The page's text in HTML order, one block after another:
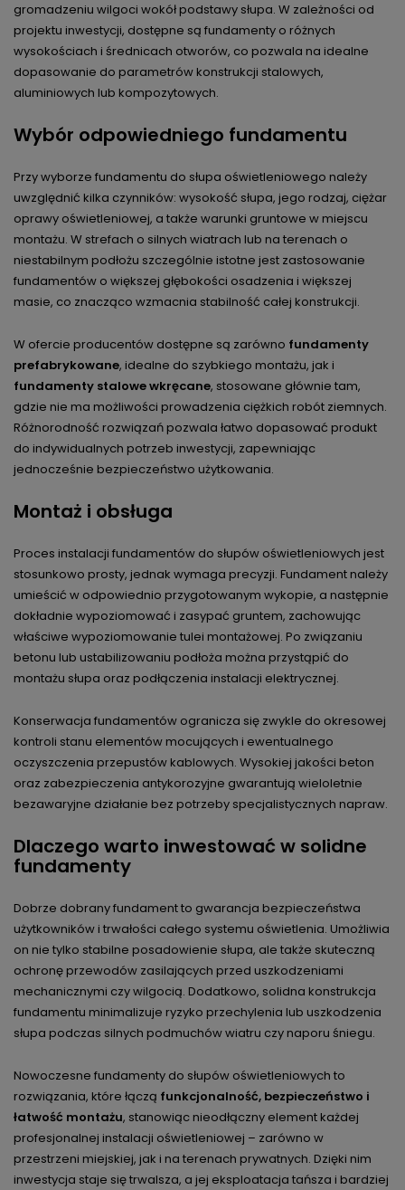
gromadzeniu wilgoci wokół podstawy słupa. W zależności od
projektu inwestycji, dostępne są fundamenty o różnych
wysokościach i średnicach otworów, co pozwala na idealne
dopasowanie do parametrów konstrukcji stalowych,
aluminiowych lub kompozytowych.
Wybór odpowiedniego fundamentu
Przy wyborze fundamentu do słupa oświetleniowego należy
uwzględnić kilka czynników: wysokość słupa, jego rodzaj, ciężar
oprawy oświetleniowej, a także warunki gruntowe w miejscu
montażu. W strefach o silnych wiatrach lub na terenach o
niestabilnym podłożu szczególnie istotne jest zastosowanie
fundamentów o większej głębokości osadzenia i większej
masie, co znacząco wzmacnia stabilność całej konstrukcji.
W ofercie producentów dostępne są zarówno fundamenty
prefabrykowane, idealne do szybkiego montażu, jak i
fundamenty stalowe wkręcane, stosowane głównie tam,
gdzie nie ma możliwości prowadzenia ciężkich robót ziemnych.
Różnorodność rozwiązań pozwala łatwo dopasować produkt
do indywidualnych potrzeb inwestycji, zapewniając
jednocześnie bezpieczeństwo użytkowania.
Montaż i obsługa
Proces instalacji fundamentów do słupów oświetleniowych jest
stosunkowo prosty, jednak wymaga precyzji. Fundament należy
umieścić w odpowiednio przygotowanym wykopie, a następnie
dokładnie wypoziomować i zasypać gruntem, zachowując
właściwe wypoziomowanie tulei montażowej. Po związaniu
betonu lub ustabilizowaniu podłoża można przystąpić do
montażu słupa oraz podłączenia instalacji elektrycznej.
Konserwacja fundamentów ogranicza się zwykle do okresowej
kontroli stanu elementów mocujących i ewentualnego
oczyszczenia przepustów kablowych. Wysokiej jakości beton
oraz zabezpieczenia antykorozyjne gwarantują wieloletnie
bezawaryjne działanie bez potrzeby specjalistycznych napraw.
Dlaczego warto inwestować w solidne
fundamenty
Dobrze dobrany fundament to gwarancja bezpieczeństwa
użytkowników i trwałości całego systemu oświetlenia. Umożliwia
on nie tylko stabilne posadowienie słupa, ale także skuteczną
ochronę przewodów zasilających przed uszkodzeniami
mechanicznymi czy wilgocią. Dodatkowo, solidna konstrukcja
fundamentu minimalizuje ryzyko przechylenia lub uszkodzenia
słupa podczas silnych podmuchów wiatru czy naporu śniegu.
Nowoczesne fundamenty do słupów oświetleniowych to
rozwiązania, które łączą funkcjonalność, bezpieczeństwo i
łatwość montażu, stanowiąc nieodłączny element każdej
profesjonalnej instalacji oświetleniowej – zarówno w
przestrzeni miejskiej, jak i na terenach prywatnych. Dzięki nim
inwestycja staje się trwalsza, a jej eksploatacja tańsza i bardziej